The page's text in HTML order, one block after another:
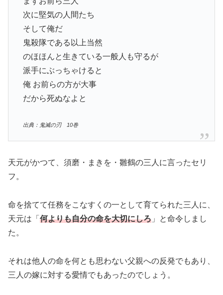
次に堅気の人間たち
そして俺だ
鬼殺隊である以上当然
のほほんと生きている一般人も守るが
派手にぶっちゃけると
俺 お前らの方が大事
だから死ぬなよと
出典：鬼滅の刃 10巻
天元がかつて、須磨・まきを・雛鶴の三人に言ったセリ
フ。
命を捨てて任務をこなすくの一として育てられた三人に、
天元は「 何よりも自分の命を大切にしろ 」と命令しまし
た。
それは他人の命を何とも思わない父親への反発でもあり、
三人の嫁に対する愛情でもあったのでしょう。